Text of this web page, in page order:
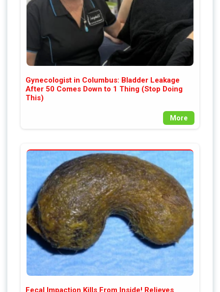
Gynecologist in Columbus: Bladder Leakage
After 50 Comes Down to 1 Thing (Stop Doing
This)
More
Fecal Impaction Kills From Inside! Relieves